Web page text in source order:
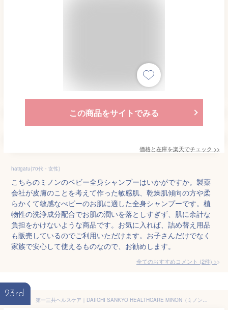
この商品をサイトでみる
価格と在庫を楽天でチェック >>
hatigatu(70代・女性)
こちらのミノンのベビー全身シャンプーはいかがですか。製薬
会社が皮膚のことを考えて作った敏感肌、乾燥肌傾向の方や柔
らかくて敏感なべビーのお肌に適した全身シャンプーです。植
物性の洗浄成分配合でお肌の潤いを落としすぎず、肌に余計な
負担をかけないような商品です。お気に入れば、詰め替え用品
も販売しているのでご利用いただけます。お子さんだけでなく
家族で安心して使えるものなので、お勧めします。
全てのおすすめコメント (2件) >
23rd
第一三共ヘルスケア｜DAIICHI SANKYO HEALTHCARE MINON（ミノン）ベビー全身シャンプー（泡タイプ）本体 350mL 無香料【rb_pcp】